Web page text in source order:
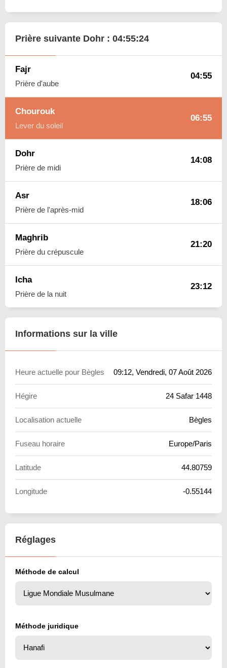
Prière suivante Dohr : 04:55:23
Fajr
Prière d'aube
04:55
Chourouk
Lever du soleil
06:55
Dohr
Prière de midi
14:08
Asr
Prière de l'après-mid
18:06
Maghrib
Prière du crépuscule
21:20
Icha
Prière de la nuit
23:12
Informations sur la ville
Heure actuelle pour Bègles 09:12, Vendredi, 07 Août 2026
Hégire 24 Safar 1448
Localisation actuelle Bègles
Fuseau horaire Europe/Paris
Latitude 44.80759
Longitude -0.55144
Réglages
Méthode de calcul
Méthode juridique